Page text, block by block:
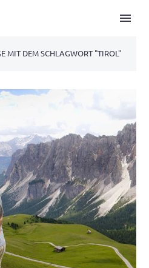
MIT DEM SCHLAGWORT "TIROL"